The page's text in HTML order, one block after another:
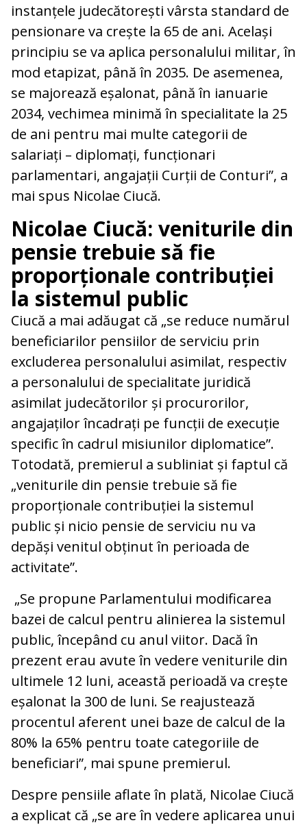
instanțele judecătorești vârsta standard de
pensionare va crește la 65 de ani. Același
principiu se va aplica personalului militar, în
mod etapizat, până în 2035. De asemenea,
se majorează eșalonat, până în ianuarie
2034, vechimea minimă în specialitate la 25
de ani pentru mai multe categorii de
salariați – diplomați, funcționari
parlamentari, angajații Curții de Conturi”, a
mai spus Nicolae Ciucă.
Nicolae Ciucă: veniturile din
pensie trebuie să fie
proporționale contribuției
la sistemul public
Ciucă a mai adăugat că „se reduce numărul
beneficiarilor pensiilor de serviciu prin
excluderea personalului asimilat, respectiv
a personalului de specialitate juridică
asimilat judecătorilor și procurorilor,
angajaților încadrați pe funcții de execuție
specific în cadrul misiunilor diplomatice”.
Totodată, premierul a subliniat și faptul că
„veniturile din pensie trebuie să fie
proporționale contribuției la sistemul
public și nicio pensie de serviciu nu va
depăși venitul obținut în perioada de
activitate”.
„Se propune Parlamentului modificarea
bazei de calcul pentru alinierea la sistemul
public, începând cu anul viitor. Dacă în
prezent erau avute în vedere veniturile din
ultimele 12 luni, această perioadă va crește
eșalonat la 300 de luni. Se reajustează
procentul aferent unei baze de calcul de la
80% la 65% pentru toate categoriile de
beneficiari”, mai spune premierul.
Despre pensiile aflate în plată, Nicolae Ciucă
a explicat că „se are în vedere aplicarea unui